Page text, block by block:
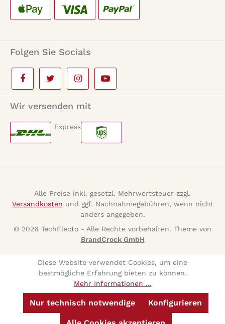
Folgen Sie Socials
Wir versenden mit
Express
Alle Preise inkl. gesetzl. Mehrwertsteuer zzgl.
Versandkosten und ggf. Nachnahmegebühren, wenn nicht
anders angegeben.
© 2026 TechElecto - Alle Rechte vorbehalten. Theme von
BrandCrock GmbH
Diese Website verwendet Cookies, um eine
bestmögliche Erfahrung bieten zu können.
Mehr Informationen ...
Nur technisch notwendige Konfigurieren